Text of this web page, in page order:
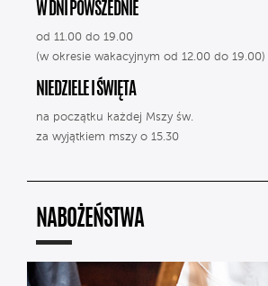
W DNI POWSZEDNIE
od 11.00 do 19.00
(w okresie wakacyjnym od 12.00 do 19.00)
NIEDZIELE I ŚWIĘTA
na początku każdej Mszy św.
za wyjątkiem mszy o 15.30
NABOŻEŃSTWA